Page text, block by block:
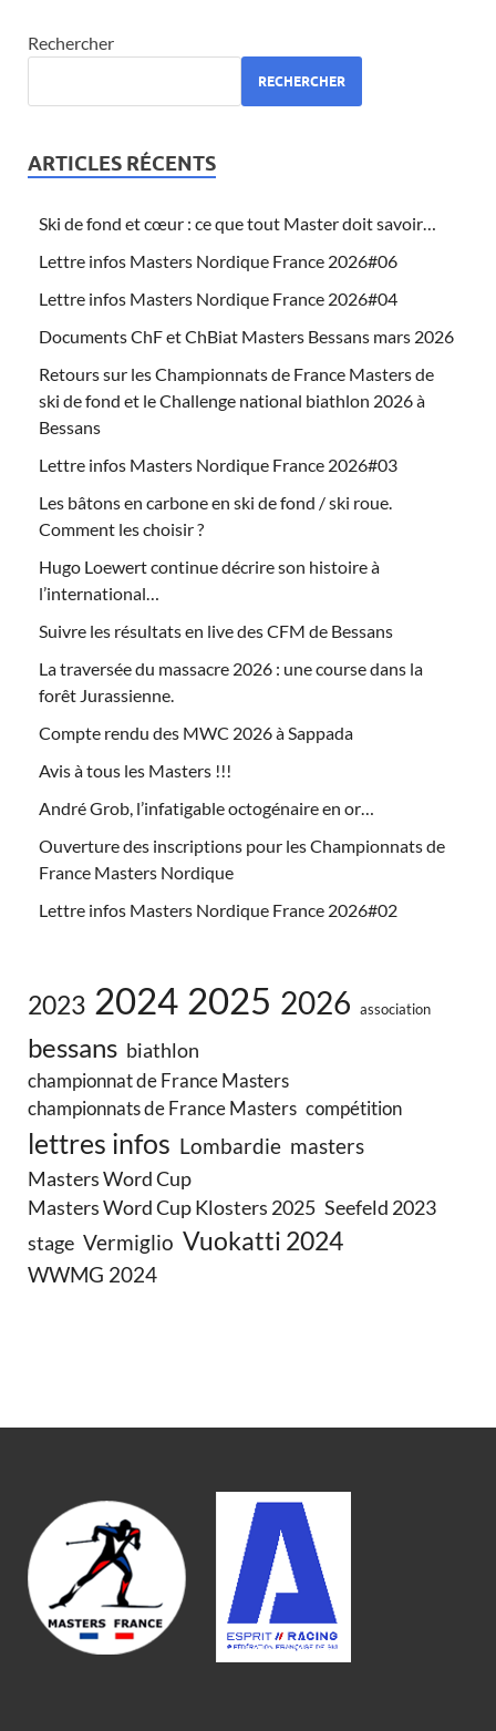
Rechercher
RECHERCHER
ARTICLES RÉCENTS
Ski de fond et cœur : ce que tout Master doit savoir…
Lettre infos Masters Nordique France 2026#06
Lettre infos Masters Nordique France 2026#04
Documents ChF et ChBiat Masters Bessans mars 2026
Retours sur les Championnats de France Masters de
ski de fond et le Challenge national biathlon 2026 à
Bessans
Lettre infos Masters Nordique France 2026#03
Les bâtons en carbone en ski de fond / ski roue.
Comment les choisir ?
Hugo Loewert continue décrire son histoire à
l’international…
Suivre les résultats en live des CFM de Bessans
La traversée du massacre 2026 : une course dans la
forêt Jurassienne.
Compte rendu des MWC 2026 à Sappada
Avis à tous les Masters !!!
André Grob, l’infatigable octogénaire en or…
Ouverture des inscriptions pour les Championnats de
France Masters Nordique
Lettre infos Masters Nordique France 2026#02
2023 2024 2025 2026 association
bessans biathlon
championnat de France Masters
championnats de France Masters compétition
lettres infos Lombardie masters
Masters Word Cup
Masters Word Cup Klosters 2025 Seefeld 2023
stage Vermiglio Vuokatti 2024
WWMG 2024